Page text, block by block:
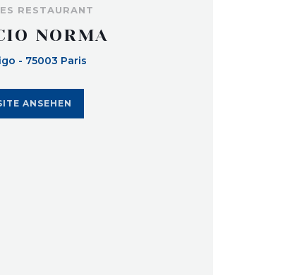
RESTAURANT
NORMA
- 75003 Paris
ANSEHEN